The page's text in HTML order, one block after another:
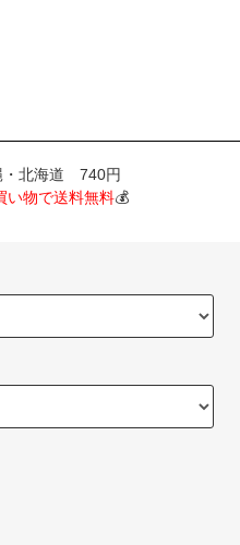
北海道 740円
い物で送料無料💰